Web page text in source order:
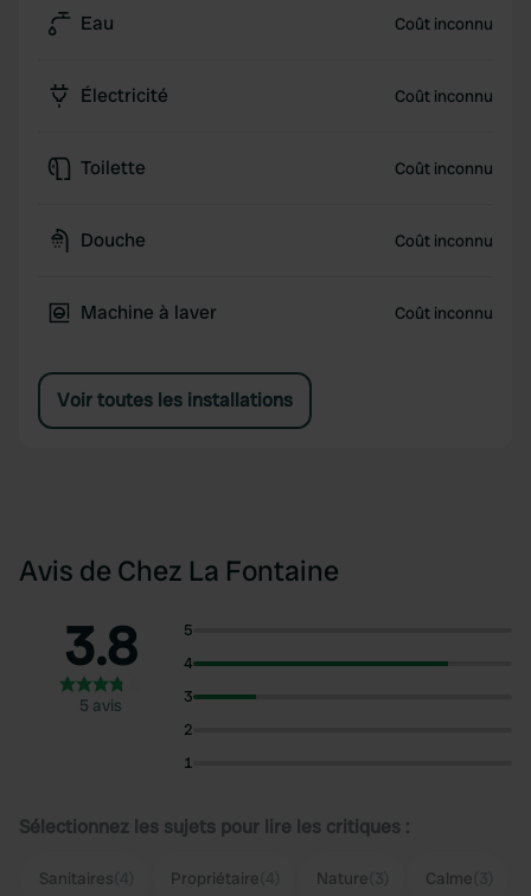
Eau Coût inconnu
Électricité Coût inconnu
Toilette Coût inconnu
Douche Coût inconnu
Machine à laver Coût inconnu
Voir toutes les installations
Avis de Chez La Fontaine
3.8
5 avis
5
4
3
2
1
Sélectionnez les sujets pour lire les critiques :
Sanitaires Propriétaire Nature Calme